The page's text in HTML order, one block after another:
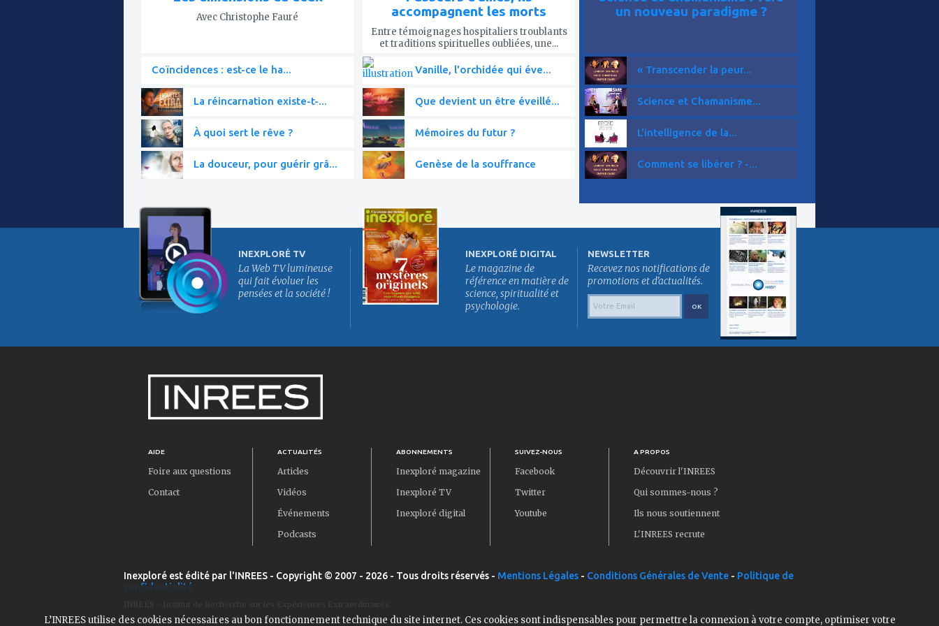
Avec Christophe Fauré
Coïncidences : est-ce le ha...
La réincarnation existe-t-...
À quoi sert le rêve ?
La douceur, pour guérir grâ...
accompagnent les morts
Entre témoignages hospitaliers troublants
et traditions spirituelles oubliées, une...
Vanille, l'orchidée qui éve...
Que devient un être éveillé...
Mémoires du futur ?
Genèse de la souffrance
un nouveau paradigme ?
« Transcender la peur...
Science et Chamanisme...
L'intelligence de la...
Comment se libérer ? -...
INEXPLORÉ TV
La Web TV lumineuse
qui fait évoluer les
pensées et la société !
INEXPLORÉ DIGITAL
Le magazine de
référence en matière de
science, spiritualité et
psychologie.
NEWSLETTER
Recevez nos notifications de
promotions et d'actualités.
AIDE
Foire aux questions
Contact
ACTUALITÉS
Articles
Vidéos
Événements
Podcasts
ABONNEMENTS
Inexploré magazine
Inexploré TV
Inexploré digital
SUIVEZ-NOUS
Facebook
Twitter
Youtube
A PROPOS
Découvrir l'INREES
Qui sommes-nous ?
Ils nous soutiennent
L'INREES recrute
Inexploré est édité par l'INREES - Copyright © 2007 - 2026 - Tous droits réservés - Mentions Légales - Conditions Générales de Vente - Politique de
confidentialité
L’INREES utilise des cookies nécessaires au bon fonctionnement technique du site internet. Ces cookies sont indispensables pour permettre la connexion à votre compte, optimiser votre